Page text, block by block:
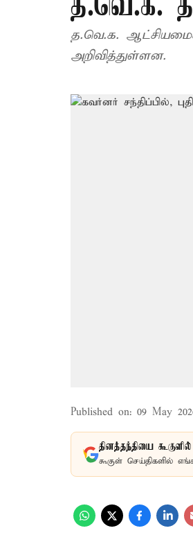
த.வெ.க.
அறிவித்துள்ளன.
Published on: 09 May
தினத்தந்தியை
கூகுள் செய்திகளில்